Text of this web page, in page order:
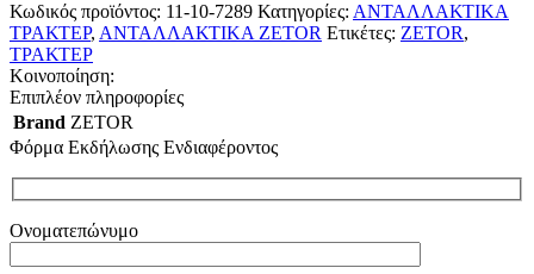
Κωδικός προϊόντος: 11-10-7289 Κατηγορίες: ΑΝΤΑΛΛΑΚΤΙΚΑ
ΤΡΑΚΤΕΡ, ΑΝΤΑΛΛΑΚΤΙΚΑ ZETOR Ετικέτες: ZETOR,
ΤΡΑΚΤΕΡ
Κοινοποίηση:
Επιπλέον πληροφορίες
Brand ZETOR
Φόρμα Εκδήλωσης Ενδιαφέροντος
Ονοματεπώνυμο